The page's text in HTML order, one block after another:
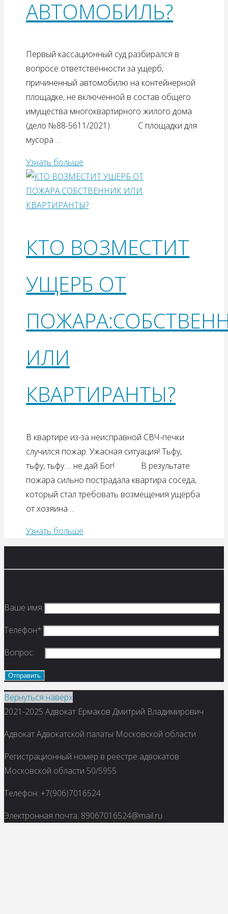
АВТОМОБИЛЬ?
Первый кассационный суд разбирался в
вопросе ответственности за ущерб,
причиненный автомобилю на контейнерной
площадке, не включенной в состав общего
имущества многоквартирного жилого дома
(дело №88-5611/2021). С площадки для
мусора …
Узнать больше
КТО ВОЗМЕСТИТ
УЩЕРБ ОТ
ИЛИ
КВАРТИРАНТЫ?
В квартире из-за неисправной СВЧ-печки
случился пожар. Ужасная ситуация! Тьфу,
тьфу, тьфу…. не дай Бог! В результате
пожара сильно пострадала квартира соседа,
который стал требовать возмещения ущерба
от хозяина …
Узнать больше
Ваше имя
Телефон*:
Вопрос:
Вернуться наверх
2021-2025 Адвокат Ермаков Дмитрий Владимирович
Адвокат Адвокатской палаты Московской области
Регистрационный номер в реестре адвокатов
Московской области 50/5955.
Телефон: +7(906)7016524
Электронная почта: 89067016524@mail.ru